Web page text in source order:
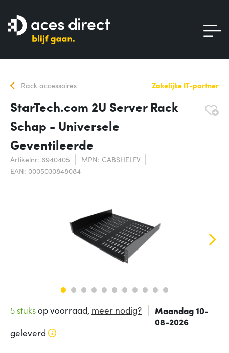
Rack accessoires Zakelijke IT-partner
StarTech.com 2U Server Rack
Schap - Universele
Geventileerde
Artikelnr: 6940405
MPN: CABSHELFV
EAN: 0005030848084
5 stuksop voorraad, meer nodig?
Maandag 10-
08-2026
geleverd